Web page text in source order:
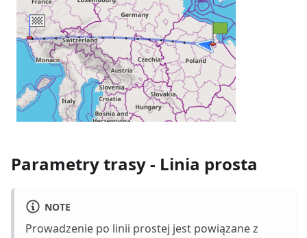
Parametry trasy - Linia prosta
NOTE
Prowadzenie po linii prostej jest powiązane z